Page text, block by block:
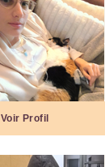
Voir Profil